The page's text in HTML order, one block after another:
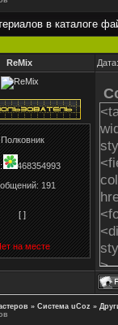
в каталоге
ReMix
Полковник
468354993
191
[ ]
на месте
» Система uCoz »